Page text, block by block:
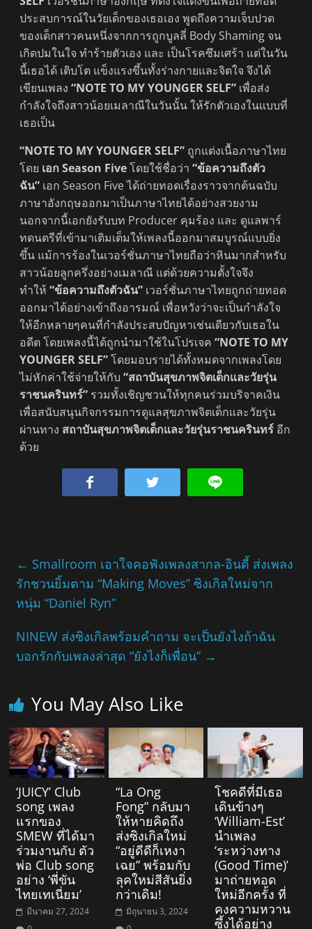
ประสบการณ์ในวัยเด็กของเธอเอง พูดถึงความเจ็บปวด
ของเด็กสาวคนหนึ่งจากการถูกบูลลี่ Body Shaming จน
เกิดปมในใจ ทำร้ายตัวเอง และ เป็นโรคซึมเศร้า แต่ในวัน
นี้เธอได้ เติบโต แข็งแรงขึ้นทั้งร่างกายและจิตใจ จึงได้
เขียนเพลง“NOTE TO MY YOUNGER SELF” เพื่อส่ง
กำลังใจถึงสาวน้อยเมลาณีในวันนั้น ให้รักตัวเองในแบบที่
เธอเป็น
“NOTE TO MY YOUNGER SELF” ถูกแต่งเนื้อภาษาไทย
โดย เอก Season Fiveโดยใช้ชื่อว่า“ข้อความถึงตัว
ฉัน” เอก Season Five ได้ถ่ายทอดเรื่องราวจากต้นฉบับ
ภาษาอังกฤษออกมาเป็นภาษาไทยได้อย่างสวยงาม
นอกจากนี้เอกยังรับบท Producer คุมร้อง และ ดูแลพาร์
ทดนตรีที่เข้ามาเติมเต็มให้เพลงนี้ออกมาสมบูรณ์แบบยิ่ง
ขึ้น แม้การร้องในเวอร์ชั่นภาษาไทยถือว่าหินมากสำหรับ
สาวน้อยลูกครึ่งอย่างเมลาณี แต่ด้วยความตั้งใจจึง
ทำให้“ข้อความถึงตัวฉัน” เวอร์ชั่นภาษาไทยถูกถ่ายทอด
ออกมาได้อย่างเข้าถึงอารมณ์ เพื่อหวังว่าจะเป็นกำลังใจ
ให้อีกหลายๆคนที่กำลังประสบปัญหาเช่นเดียวกับเธอใน
อดีต โดยเพลงนี้ได้ถูกนำมาใช้ในโปรเจค“NOTE TO MY
YOUNGER SELF”โดยมอบรายได้ทั้งหมดจากเพลงโดย
ไม่หักค่าใช้จ่ายให้กับ“สถาบันสุขภาพจิตเด็กและวัยรุ่น
ราชนครินทร์” รวมทั้งเชิญชวนให้ทุกคนร่วมบริจาคเงิน
เพื่อสนับสนุนกิจกรรมการดูแลสุขภาพจิตเด็กและวัยรุ่น
ผ่านทาง สถาบันสุขภาพจิตเด็กและวัยรุ่นราชนครินทร์ อีก
ด้วย
← Smallroom เอาใจคอฟังเพลงสากล-อินดี้ ส่งเพลง
รักชวนยิ้มตาม “Making Moves” ซิงเกิลใหม่จาก
หนุ่ม “Daniel Ryn”
NINEW ส่งซิงเกิลพร้อมคำถาม จะเป็นยังไงถ้าฉัน
บอกรักกับเพลงล่าสุด “ยังไงก็เพื่อน” →
You May Also Like
‘JUICY’ Club
song เพลง
แรกของ
SMEW ที่ได้มา
ร่วมงานกับ ตัว
พ่อ Club song
อย่าง ‘พี่ขัน
ไทยเทเนี่ยม’
มีนาคม 27, 2024
“La Ong
Fong” กลับมา
ให้หายคิดถึง
ส่งซิงเกิลใหม่
“อยู่ดีดีก็เหงา
เฉย” พร้อมกับ
ลุคใหม่สีสันยิ่ง
กว่าเดิม!
มิถุนายน 3, 2024
โชคดีที่มีเธอ
เดินข้างๆ
‘William-Est’
นำเพลง
‘ระหว่างทาง
(Good Time)’
มาถ่ายทอด
ใหม่อีกครั้ง ที่
คงความหวาน
ซึ้งได้อย่าง